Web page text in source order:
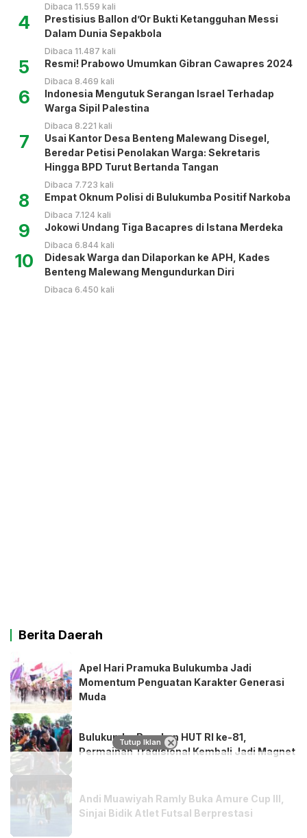
Dibaca 11.559 kali
4
Prestisius Ballon d’Or Bukti Ketangguhan Messi
Dalam Dunia Sepakbola
Dibaca 11.487 kali
5 Resmi! Prabowo Umumkan Gibran Cawapres 2024
Dibaca 8.469 kali
6
Indonesia Mengutuk Serangan Israel Terhadap
Warga Sipil Palestina
Dibaca 8.221 kali
7
Usai Kantor Desa Benteng Malewang Disegel,
Beredar Petisi Penolakan Warga: Sekretaris
Hingga BPD Turut Bertanda Tangan
Dibaca 7.723 kali
8 Empat Oknum Polisi di Bulukumba Positif Narkoba
Dibaca 7.124 kali
9 Jokowi Undang Tiga Bacapres di Istana Merdeka
Dibaca 6.844 kali
10
Didesak Warga dan Dilaporkan ke APH, Kades
Benteng Malewang Mengundurkan Diri
Dibaca 6.450 kali
Berita Daerah
Apel Hari Pramuka Bulukumba Jadi
Momentum Penguatan Karakter Generasi
Muda
Bulukumba Rayakan HUT RI ke-81,
Permainan Tradisional Kembali Jadi Magnet
Andi Muawiyah Ramly Buka Amure Cup III,
Sinjai Bidik Atlet Futsal Berprestasi
Tutup Iklan